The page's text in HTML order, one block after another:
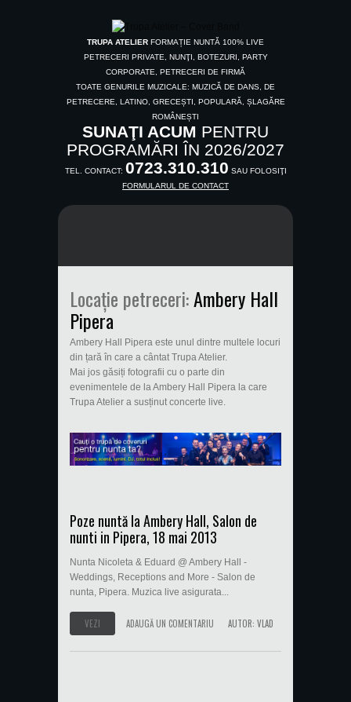
TRUPA ATELIER FORMAȚIE NUNTĂ 100% LIVE
PETRECERI PRIVATE, NUNŢI, BOTEZURI, PARTY
CORPORATE, PETRECERI DE FIRMĂ
TOATE GENURILE MUZICALE: MUZICĂ DE DANS, DE
PETRECERE, LATINO, GRECEȘTI, POPULARĂ, ȘLAGĂRE
ROMÂNEȘTI
SUNAŢI ACUM PENTRU
PROGRAMĂRI ÎN 2026/2027
TEL. CONTACT: 0723.310.310 SAU FOLOSIŢI
FORMULARUL DE CONTACT
Locație petreceri:Ambery Hall
Pipera
Ambery Hall Pipera este unul dintre multele locuri
din țară în care a cântat Trupa Atelier.
Mai jos găsiți fotografii cu o parte din
evenimentele de la Ambery Hall Pipera la care
Trupa Atelier a susținut concerte live.
Poze nuntă la Ambery Hall, Salon de
nunti in Pipera, 18 mai 2013
Nunta Nicoleta & Eduard @ Ambery Hall -
Weddings, Receptions and More - Salon de
nunta, Pipera. Muzica live asigurata...
VEZI ADAUGĂ UN COMENTARIU AUTOR: VLAD